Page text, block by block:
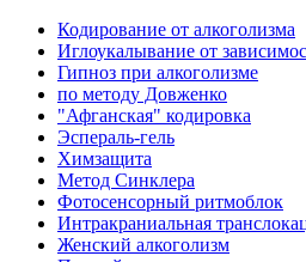
Кодирование от алкоголизма
Иглоукалывание от
Гипноз при алкоголизме
по методу Довженко
"Афганская" кодировка
Эспераль-гель
Химзащита
Метод Синклера
Фотосенсорный ритмоблок
Интракраниальная
Женский алкоголизм